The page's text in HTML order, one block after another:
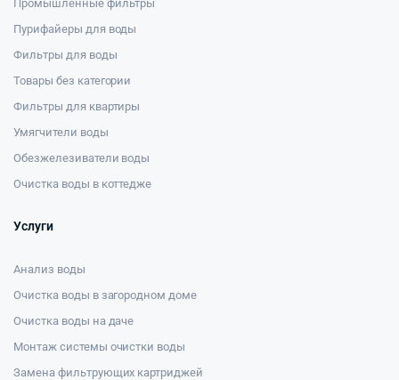
Промышленные фильтры
Пурифайеры для воды
Фильтры для воды
Товары без категории
Фильтры для квартиры
Умягчители воды
Обезжелезиватели воды
Очистка воды в коттедже
Услуги
Анализ воды
Очистка воды в загородном доме
Очистка воды на даче
Монтаж системы очистки воды
Замена фильтрующих картриджей